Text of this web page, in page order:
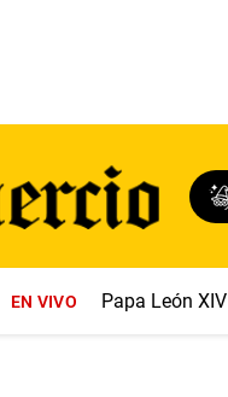
EN VIVO Papa León XIV